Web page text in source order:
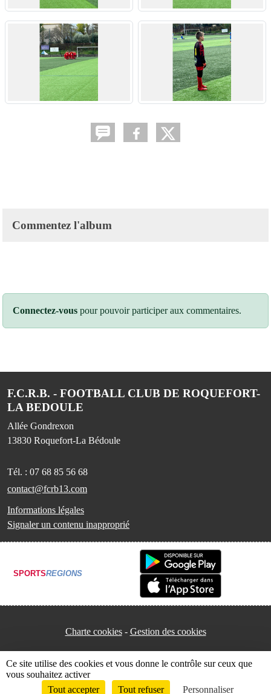
Commentez l'album
Connectez-vous pour pouvoir participer aux commentaires.
F.C.R.B. - FOOTBALL CLUB DE ROQUEFORT-
LA BEDOULE
Allée Gondrexon
13830 Roquefort-La Bédoule
Tél. : 07 68 85 56 68
contact@fcrb13.com
Informations légales
Signaler un contenu inapproprié
SPORTSREGIONS
Charte cookies Gestion des cookies
Envie de participer ? Connexion
Ce site utilise des cookies et vous donne le contrôle sur ceux que
vous souhaitez activer
Tout accepter
Tout refuser Personnaliser